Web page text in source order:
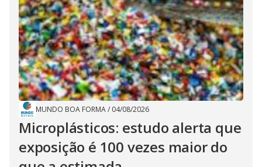
MUNDO BOA FORMA/ 04/08/2026
Microplásticos: estudo alerta que
exposição é 100 vezes maior do